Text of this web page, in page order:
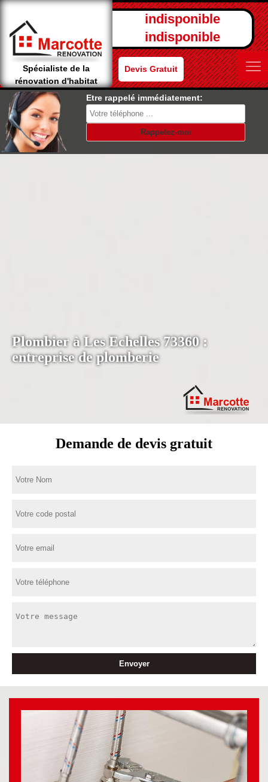
Spécialiste de la
rénovation d'habitat
indisponible
indisponible
Devis Gratuit
Etre rappelé immédiatement:
Plombier à Les Echelles 73360 :
entreprise de plomberie
Demande de devis gratuit